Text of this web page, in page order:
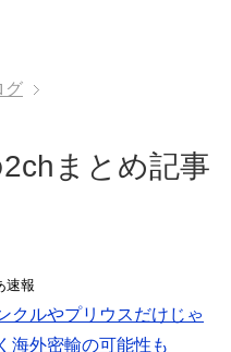
グ
まとめ記事
速報
クルやプリウスだけじゃ
海外密輸の可能性も